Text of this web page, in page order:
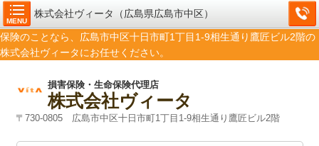
MENU
株式会社ヴィータ（広島県広島市中区）
保険のことなら、広島市中区十日市町1丁目1-9相生通り鷹匠ビル2階の
株式会社ヴィータにお任せください。
損害保険・生命保険代理店
株式会社ヴィータ
〒730-0805 広島市中区十日市町1丁目1-9相生通り鷹匠ビル2階